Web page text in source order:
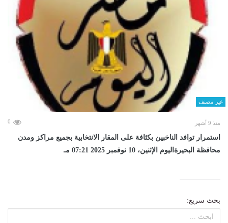
غير مصنف
منذ 9 أشهر 0
استمرار توافد الناخبين بكثافة على المقار الانتخابية بجميع مراكز ومدن
محافظة البحيرةاليوم الإثنين، 10 نوفمبر 2025 07:21 مـ
بحث سريع: